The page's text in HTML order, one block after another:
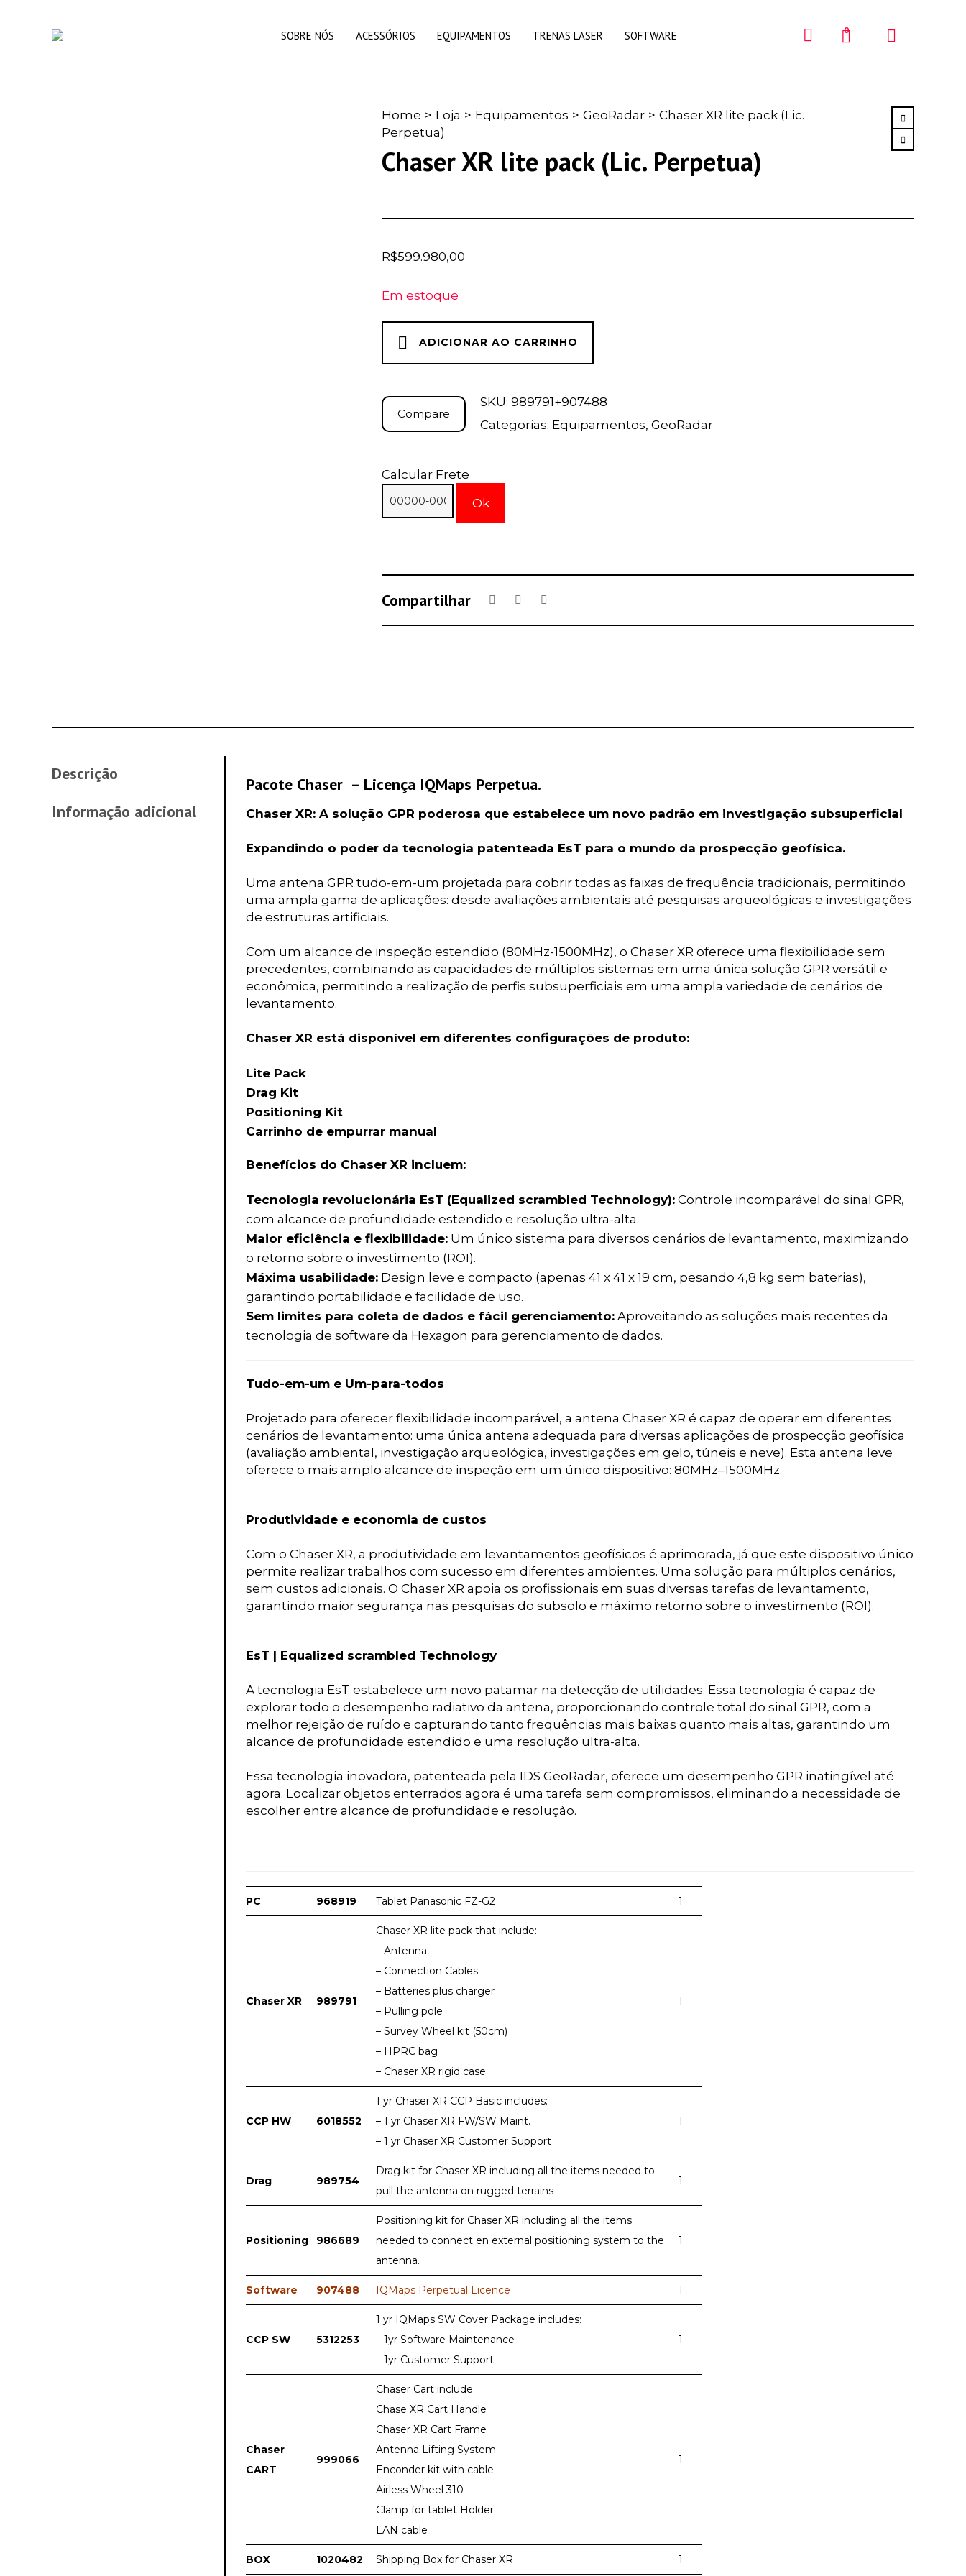
SOBRE NÓS ACESSÓRIOS EQUIPAMENTOS TRENAS LASER SOFTWARE 0
Home > Loja > Equipamentos > GeoRadar > Chaser XR lite pack (Lic.
Perpetua)
Chaser XR lite pack (Lic. Perpetua)
R$599.980,00
Em estoque
ADICIONAR AO CARRINHO
Compare
SKU: 989791+907488
Categorias: Equipamentos, GeoRadar
Calcular Frete
Ok
Compartilhar
Descrição
Informação adicional
Pacote Chaser – Licença IQMaps Perpetua.
Chaser XR: A solução GPR poderosa que estabelece um novo padrão em investigação subsuperficial
Expandindo o poder da tecnologia patenteada EsT para o mundo da prospecção geofísica.
Uma antena GPR tudo-em-um projetada para cobrir todas as faixas de frequência tradicionais, permitindo
uma ampla gama de aplicações: desde avaliações ambientais até pesquisas arqueológicas e investigações
de estruturas artificiais.
Com um alcance de inspeção estendido (80MHz-1500MHz), o Chaser XR oferece uma flexibilidade sem
precedentes, combinando as capacidades de múltiplos sistemas em uma única solução GPR versátil e
econômica, permitindo a realização de perfis subsuperficiais em uma ampla variedade de cenários de
levantamento.
Chaser XR está disponível em diferentes configurações de produto:
Lite Pack
Drag Kit
Positioning Kit
Carrinho de empurrar manual
Benefícios do Chaser XR incluem:
Tecnologia revolucionária EsT (Equalized scrambled Technology): Controle incomparável do sinal GPR,
com alcance de profundidade estendido e resolução ultra-alta.
Maior eficiência e flexibilidade: Um único sistema para diversos cenários de levantamento, maximizando
o retorno sobre o investimento (ROI).
Máxima usabilidade: Design leve e compacto (apenas 41 x 41 x 19 cm, pesando 4,8 kg sem baterias),
garantindo portabilidade e facilidade de uso.
Sem limites para coleta de dados e fácil gerenciamento: Aproveitando as soluções mais recentes da
tecnologia de software da Hexagon para gerenciamento de dados.
Tudo-em-um e Um-para-todos
Projetado para oferecer flexibilidade incomparável, a antena Chaser XR é capaz de operar em diferentes
cenários de levantamento: uma única antena adequada para diversas aplicações de prospecção geofísica
(avaliação ambiental, investigação arqueológica, investigações em gelo, túneis e neve). Esta antena leve
oferece o mais amplo alcance de inspeção em um único dispositivo: 80MHz–1500MHz.
Produtividade e economia de custos
Com o Chaser XR, a produtividade em levantamentos geofísicos é aprimorada, já que este dispositivo único
permite realizar trabalhos com sucesso em diferentes ambientes. Uma solução para múltiplos cenários,
sem custos adicionais. O Chaser XR apoia os profissionais em suas diversas tarefas de levantamento,
garantindo maior segurança nas pesquisas do subsolo e máximo retorno sobre o investimento (ROI).
EsT | Equalized scrambled Technology
A tecnologia EsT estabelece um novo patamar na detecção de utilidades. Essa tecnologia é capaz de
explorar todo o desempenho radiativo da antena, proporcionando controle total do sinal GPR, com a
melhor rejeição de ruído e capturando tanto frequências mais baixas quanto mais altas, garantindo um
alcance de profundidade estendido e uma resolução ultra-alta.
Essa tecnologia inovadora, patenteada pela IDS GeoRadar, oferece um desempenho GPR inatingível até
agora. Localizar objetos enterrados agora é uma tarefa sem compromissos, eliminando a necessidade de
escolher entre alcance de profundidade e resolução.
PC 968919 Tablet Panasonic FZ-G2 1
Chaser XR 989791
Chaser XR lite pack that include:
– Antenna
– Connection Cables
– Batteries plus charger
– Pulling pole
– Survey Wheel kit (50cm)
– HPRC bag
– Chaser XR rigid case
1
CCP HW 6018552
1 yr Chaser XR CCP Basic includes:
– 1 yr Chaser XR FW/SW Maint.
– 1 yr Chaser XR Customer Support
1
Drag 989754
Drag kit for Chaser XR including all the items needed to
pull the antenna on rugged terrains
1
Positioning 986689
Positioning kit for Chaser XR including all the items
needed to connect en external positioning system to the
antenna.
1
Software 907488 IQMaps Perpetual Licence 1
CCP SW 5312253
1 yr IQMaps SW Cover Package includes:
– 1yr Software Maintenance
– 1yr Customer Support
1
Chaser
CART
999066
Chaser Cart include:
Chase XR Cart Handle
Chaser XR Cart Frame
Antenna Lifting System
Enconder kit with cable
Airless Wheel 310
Clamp for tablet Holder
LAN cable
1
BOX 1020482 Shipping Box for Chaser XR 1